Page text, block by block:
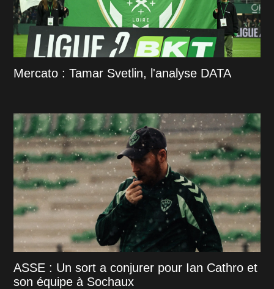
Mercato : Tamar Svetlin, l'analyse DATA
ASSE : Un sort a conjurer pour Ian Cathro et
son équipe à Sochaux